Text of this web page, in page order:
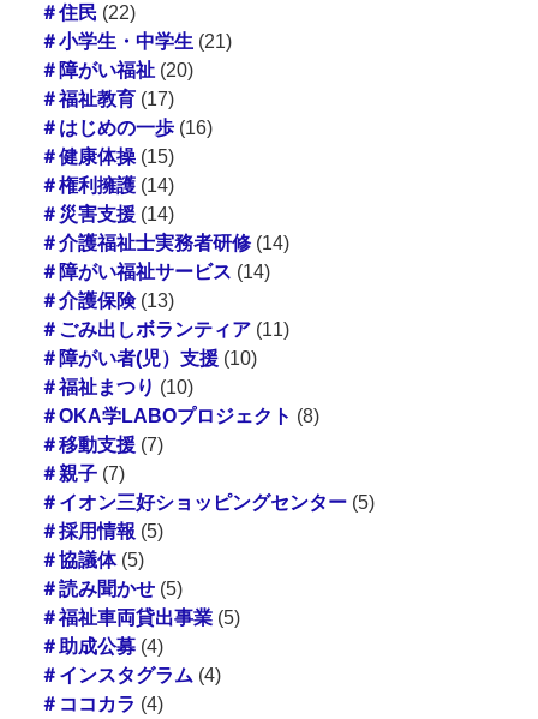
＃住民(22)
＃小学生・中学生 (21)
＃障がい福祉(20)
＃福祉教育(17)
＃はじめの一歩(16)
＃健康体操(15)
＃権利擁護(14)
＃災害支援(14)
＃介護福祉士実務者研修(14)
＃障がい福祉サービス (14)
＃介護保険(13)
＃ごみ出しボランティア(11)
＃障がい者(児）支援(10)
＃福祉まつり (10)
＃OKA学LABOプロジェクト (8)
＃移動支援(7)
＃親子(7)
＃イオン三好ショッピングセンター(5)
＃採用情報 (5)
＃協議体(5)
＃読み聞かせ(5)
＃福祉車両貸出事業(5)
＃助成公募(4)
＃インスタグラム (4)
＃ココカラ (4)